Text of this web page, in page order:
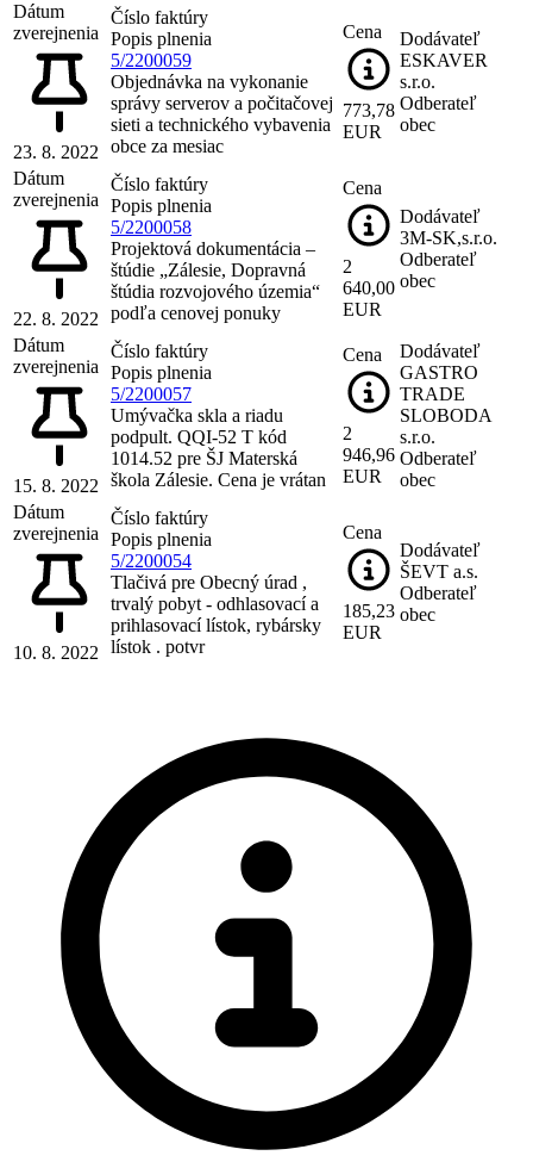
Dátum
zverejnenia
23. 8. 2022
Číslo faktúry
Popis plnenia
5/2200059
Objednávka na vykonanie
správy serverov a počitačovej
sieti a technického vybavenia
obce za mesiac
Cena
773,78
EUR
Dodávateľ
ESKAVER
s.r.o.
Odberateľ
obec
Dátum
zverejnenia
22. 8. 2022
Číslo faktúry
Popis plnenia
5/2200058
Projektová dokumentácia –
štúdie „Zálesie, Dopravná
štúdia rozvojového územia“
podľa cenovej ponuky
Cena
2
640,00
EUR
Dodávateľ
3M-SK,s.r.o.
Odberateľ
obec
Dátum
zverejnenia
15. 8. 2022
Číslo faktúry
Popis plnenia
5/2200057
Umývačka skla a riadu
podpult. QQI-52 T kód
1014.52 pre ŠJ Materská
škola Zálesie. Cena je vrátan
Cena
2
946,96
EUR
Dodávateľ
GASTRO
TRADE
SLOBODA
s.r.o.
Odberateľ
obec
Dátum
zverejnenia
10. 8. 2022
Číslo faktúry
Popis plnenia
5/2200054
Tlačivá pre Obecný úrad ,
trvalý pobyt - odhlasovací a
prihlasovací lístok, rybársky
lístok . potvr
Cena
185,23
EUR
Dodávateľ
ŠEVT a.s.
Odberateľ
obec